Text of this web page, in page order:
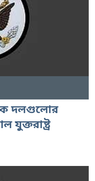
দলগুলোর
যুক্তরাষ্ট্র